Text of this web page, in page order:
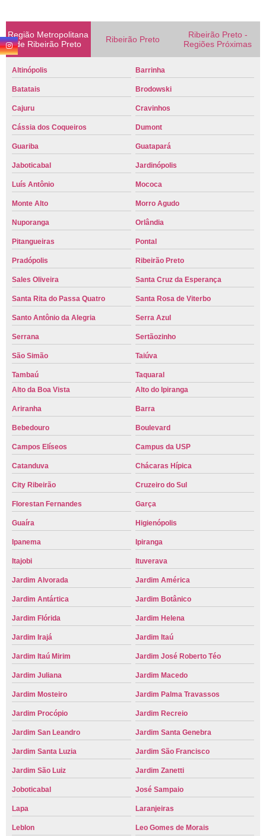
Região Metropolitana
de Ribeirão Preto
Ribeirão Preto
Ribeirão Preto -
Regiões Próximas
Altinópolis Barrinha
Batatais Brodowski
Cajuru Cravinhos
Cássia dos Coqueiros Dumont
Guariba Guatapará
Jaboticabal Jardinópolis
Luís Antônio Mococa
Monte Alto Morro Agudo
Nuporanga Orlândia
Pitangueiras Pontal
Pradópolis Ribeirão Preto
Sales Oliveira Santa Cruz da Esperança
Santa Rita do Passa Quatro Santa Rosa de Viterbo
Santo Antônio da Alegria Serra Azul
Serrana Sertãozinho
São Simão Taiúva
Tambaú
Taquaral
Alto da Boa Vista
Alto do Ipiranga
Ariranha Barra
Bebedouro Boulevard
Campos Elíseos Campus da USP
Catanduva Chácaras Hípica
City Ribeirão Cruzeiro do Sul
Florestan Fernandes Garça
Guaíra Higienópolis
Ipanema Ipiranga
Itajobi Ituverava
Jardim Alvorada Jardim América
Jardim Antártica Jardim Botânico
Jardim Flórida Jardim Helena
Jardim Irajá Jardim Itaú
Jardim Itaú Mirim Jardim José Roberto Téo
Jardim Juliana Jardim Macedo
Jardim Mosteiro Jardim Palma Travassos
Jardim Procópio Jardim Recreio
Jardim San Leandro Jardim Santa Genebra
Jardim Santa Luzia Jardim São Francisco
Jardim São Luiz Jardim Zanetti
Joboticabal José Sampaio
Lapa Laranjeiras
Leblon Leo Gomes de Morais